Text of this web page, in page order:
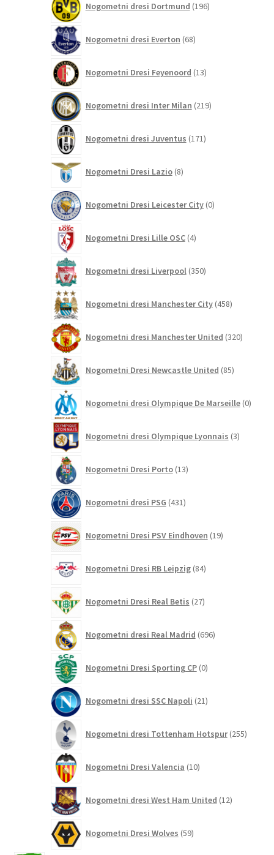
Nogometni dresi Dortmund 196izdelkov
Nogometni dresi Everton 68izdelkov
Nogometni Dresi Feyenoord 13izdelkov
Nogometni dresi Inter Milan 219izdelkov
Nogometni dresi Juventus 171izdelkov
Nogometni Dresi Lazio 8izdelkov
Nogometni Dresi Leicester City 0izdelkov
Nogometni Dresi Lille OSC 4izdelki
Nogometni dresi Liverpool 350izdelkov
Nogometni dresi Manchester City 458izdelkov
Nogometni dresi Manchester United 320izdelkov
Nogometni Dresi Newcastle United 85izdelkov
Nogometni dresi Olympique De Marseille 0
Nogometni dresi Olympique Lyonnais 3izdelki
Nogometni Dresi Porto 13izdelkov
Nogometni dresi PSG 431izdelkov
Nogometni Dresi PSV Eindhoven 19izdelkov
Nogometni Dresi RB Leipzig 84izdelkov
Nogometni Dresi Real Betis 27izdelkov
Nogometni dresi Real Madrid 696izdelkov
Nogometni Dresi Sporting CP 0izdelkov
Nogometni dresi SSC Napoli 21izdelkov
Nogometni dresi Tottenham Hotspur 255
Nogometni Dresi Valencia 10izdelkov
Nogometni dresi West Ham United 12izdelkov
Nogometni Dresi Wolves 59izdelkov